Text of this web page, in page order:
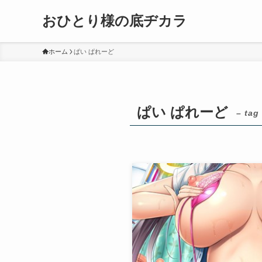
おひとり様の底ヂカラ
ホーム ぱい ぱれーど
ぱい ぱれーど – tag